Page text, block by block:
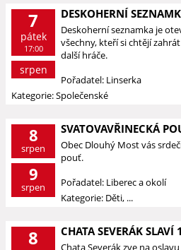
7
pátek
17:00
srpen
DESKOHERNÍ
Deskoherní seznamka je
všechny, kteří si chtějí
další hráče.
Pořadatel: Linserka
Kategorie: Společenské
8
srpen
9
srpen
SVATOVAVŘINECKÁ
Obec Dlouhý Most vás
pouť.
Pořadatel: Liberec a okolí
Kategorie: Děti, ...
8 CHATA SEVERÁK SLAVÍ
Chata Severák zve na